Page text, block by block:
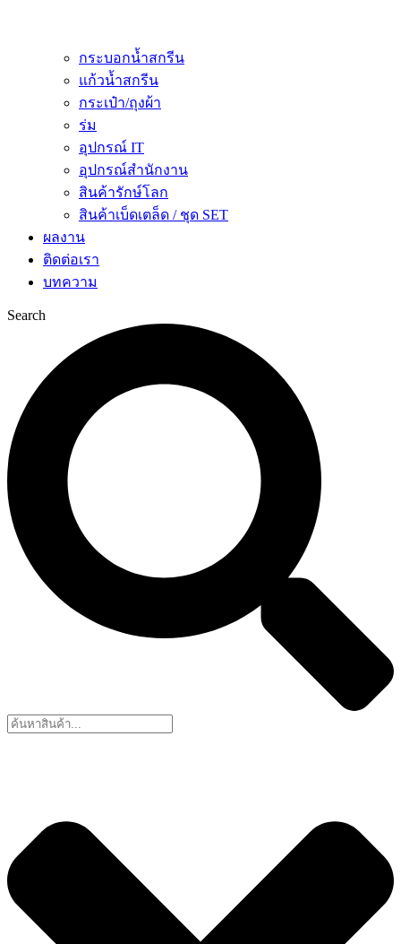
กระบอกน้ำสกรีน
แก้วน้ำสกรีน
กระเป๋า/ถุงผ้า
ร่ม
อุปกรณ์ IT
อุปกรณ์สำนักงาน
สินค้ารักษ์โลก
สินค้าเบ็ดเตล็ด / ชุด SET
ผลงาน
ติดต่อเรา
บทความ
Search